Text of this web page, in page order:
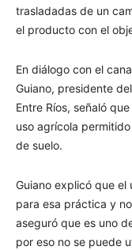
trasladadas de un
el producto con el
En diálogo con el
Guiano, presidente
Entre Ríos, señaló
uso agrícola
de suelo.
Guiano explicó que el
para esa práctica y
aseguró que es uno
por eso no se puede